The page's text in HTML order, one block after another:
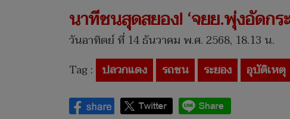
นาทีชนสุดสยอง! ‘จยย.พุ่งอัดก
วันอาทิตย์ ที่ 14 ธันวาคม พ.ศ. 2568, 18.13 น.
Tag : ปลวกแดง รถชน ระยอง อุบัติเหตุ